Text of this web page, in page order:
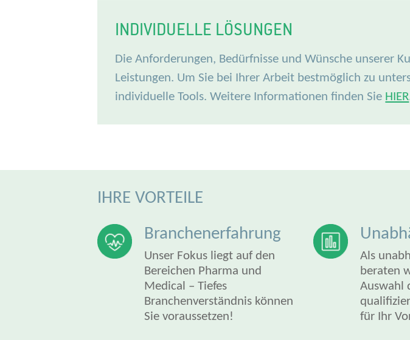
INDIVIDUELLE LÖSUNGEN
Die Anforderungen, Bedürfnisse und Wünsche unserer
Leistungen. Um Sie bei Ihrer Arbeit bestmöglich zu
individuelle Tools. Weitere Informationen finden Sie HIER
IHRE VORTEILE
Branchenerfahrung
Unser Fokus liegt auf den
Bereichen Pharma und
Medical – Tiefes
Branchenverständnis können
Sie voraussetzen!
Als
beraten
Auswahl
für Ihr